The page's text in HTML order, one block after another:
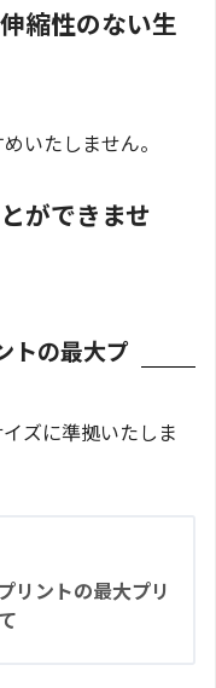
縮性のない生
いたしません。
ができませ
トの最大プ
ズに準拠いたしま
リントの最大プリ